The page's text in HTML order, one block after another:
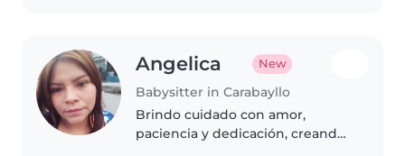
Angelica New
Babysitter in Carabayllo
Brindo cuidado con amor,
paciencia y dedicación, creando